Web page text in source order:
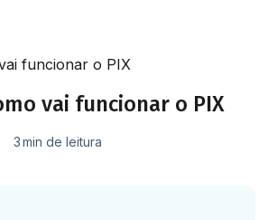
funcionar o PIX
vai funcionar o PIX
3min de leitura